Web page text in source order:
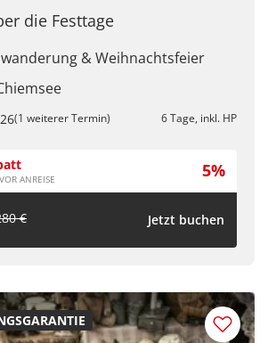
die Festtage
& Weihnachtsfeier
(1 weiterer Termin) 6 Tage, inkl. HP
ANREISE 5%
€ Jetzt buchen